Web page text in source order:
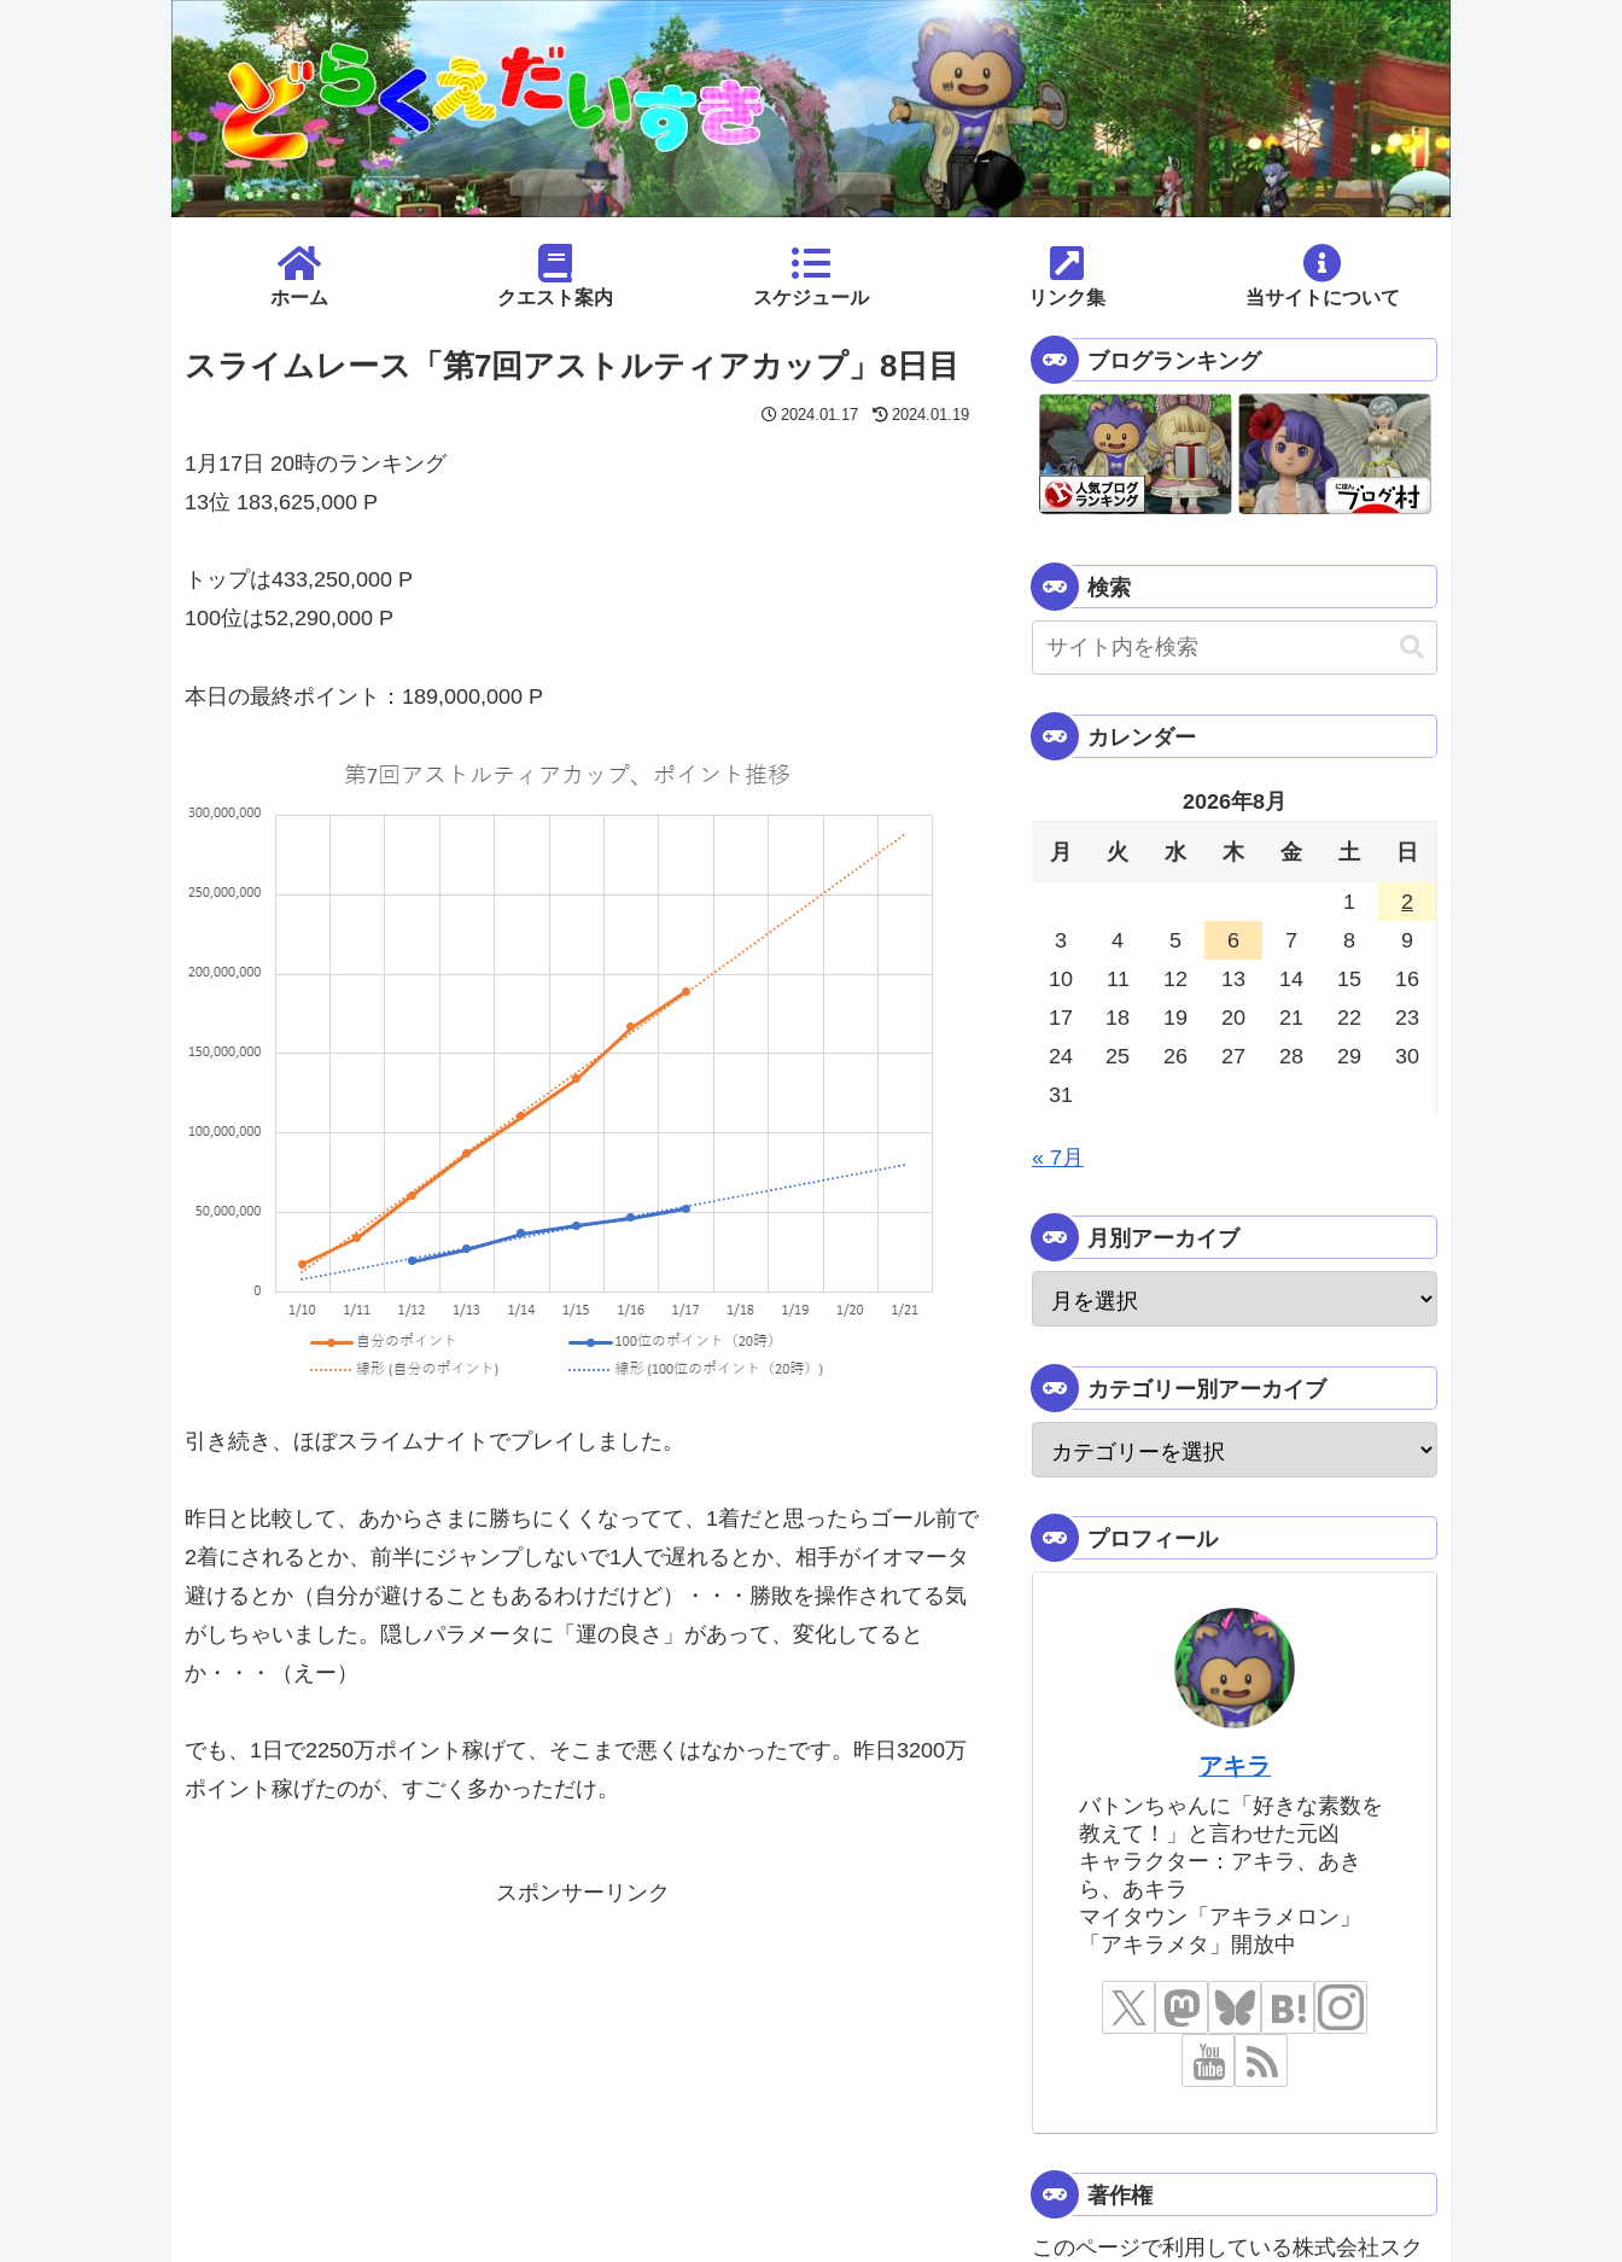
ホーム クエスト案内 スケジュール リンク集 当サイトについて
スライムレース「第7回アストルティアカップ」8日目
2024.01.17 2024.01.19
1月17日 20時のランキング
13位 183,625,000 P
トップは433,250,000 P
100位は52,290,000 P
本日の最終ポイント：189,000,000 P
引き続き、ほぼスライムナイトでプレイしました。
昨日と比較して、あからさまに勝ちにくくなってて、1着だと思ったらゴール前で
2着にされるとか、前半にジャンプしないで1人で遅れるとか、相手がイオマータ
避けるとか（自分が避けることもあるわけだけど）・・・勝敗を操作されてる気
がしちゃいました。隠しパラメータに「運の良さ」があって、変化してると
か・・・（えー）
でも、1日で2250万ポイント稼げて、そこまで悪くはなかったです。昨日3200万
ポイント稼げたのが、すごく多かっただけ。
スポンサーリンク
ブログランキング
検索
カレンダー
2026年8月
月 火 水 木 金 土 日
1
2
3
4 5 6 7 8
9
10
11 12 13 14 15
16
17
18 19 20 21 22
23
24
25 26 27 28 29
30
31
« 7月
月別アーカイブ
カテゴリー別アーカイブ
プロフィール
アキラ
バトンちゃんに「好きな素数を
教えて！」と言わせた元凶
キャラクター：アキラ、あき
ら、あキラ
マイタウン「アキラメロン」
「アキラメタ」開放中
著作権
このページで利用している株式会社スク